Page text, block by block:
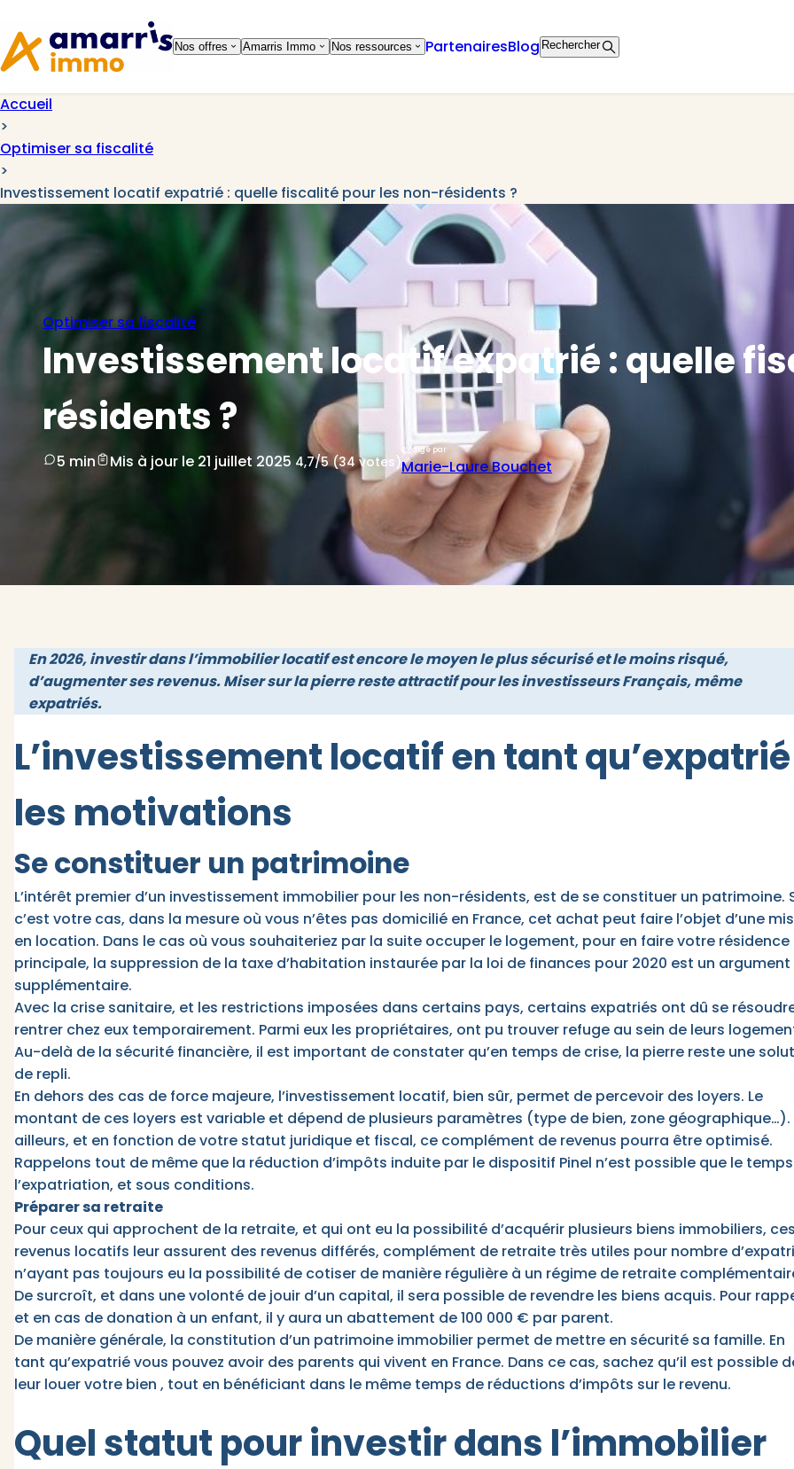
navigation
contenu
Nos offres Amarris Immo Nos ressources PartenairesBlog Rechercher
Accueil
>
Optimiser sa fiscalité
>
Investissement locatif expatrié : quelle fiscalité pour les non-résidents ?
Optimiser sa fiscalité
Investissement locatif expatrié : quelle
résidents ?
5 min Mis à jour le 21 juillet 2025 4,7/5 (34 votes)
Rédigé par
Marie-Laure Bouchet
En 2026, investir dans l’immobilier locatif est encore le moyen le plus sécurisé et le moins risqué,
d’augmenter ses revenus. Miser sur la pierre reste attractif pour les investisseurs Français, même
expatriés.
L’investissement locatif en tant
les motivations
Se constituer un patrimoine
L’intérêt premier d’un investissement immobilier pour les non-résidents, est de se constituer un patrimoine.
c’est votre cas, dans la mesure où vous n’êtes pas domicilié en France, cet achat peut faire l’objet d’une
en location. Dans le cas où vous souhaiteriez par la suite occuper le logement, pour en faire votre résidence
principale, la suppression de la taxe d’habitation instaurée par la loi de finances pour 2020 est un argument
supplémentaire.
Avec la crise sanitaire, et les restrictions imposées dans certains pays, certains expatriés ont dû se
rentrer chez eux temporairement. Parmi eux les propriétaires, ont pu trouver refuge au sein de leurs
Au-delà de la sécurité financière, il est important de constater qu’en temps de crise, la pierre reste une
de repli.
En dehors des cas de force majeure, l’investissement locatif, bien sûr, permet de percevoir des loyers. Le
montant de ces loyers est variable et dépend de plusieurs paramètres (type de bien, zone géographique…).
ailleurs, et en fonction de votre statut juridique et fiscal, ce complément de revenus pourra être optimisé.
Rappelons tout de même que la réduction d’impôts induite par le dispositif Pinel n’est possible que le
l’expatriation, et sous conditions.
Préparer sa retraite
Pour ceux qui approchent de la retraite, et qui ont eu la possibilité d’acquérir plusieurs biens immobiliers, ces
revenus locatifs leur assurent des revenus différés, complément de retraite très utiles pour nombre
n’ayant pas toujours eu la possibilité de cotiser de manière régulière à un régime de retraite
De surcroît, et dans une volonté de jouir d’un capital, il sera possible de revendre les biens acquis. Pour
et en cas de donation à un enfant, il y aura un abattement de 100 000 € par parent.
De manière générale, la constitution d’un patrimoine immobilier permet de mettre en sécurité sa famille. En
tant qu’expatrié vous pouvez avoir des parents qui vivent en France. Dans ce cas, sachez qu’il est possible
leur louer votre bien , tout en bénéficiant dans le même temps de réductions d’impôts sur le revenu.
Quel statut pour investir dans l’immobilier